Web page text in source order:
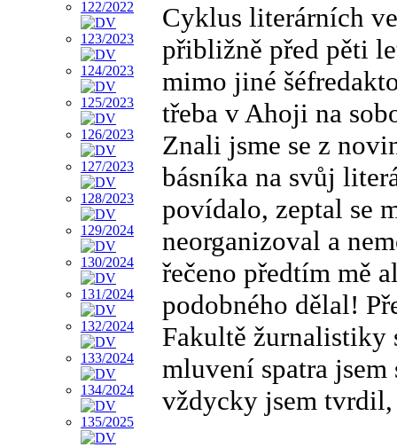
Cyklus literárních
přibližně před pěti
mimo jiné
třeba v Ahoji na
Znali jsme se z
básníka na svůj
povídalo, zeptal se
neorganizoval a
řečeno předtím mě
podobného dělal!
Fakultě žurnalistiky
mluvení spatra
vždycky jsem tvrdil,